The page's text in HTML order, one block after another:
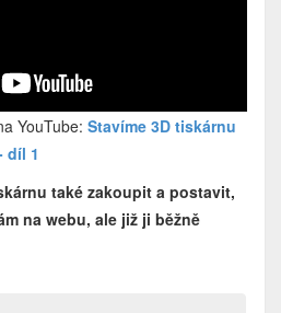
YouTube: Stavíme 3D tiskárnu
díl 1
také zakoupit a postavit,
na webu, ale již ji běžně